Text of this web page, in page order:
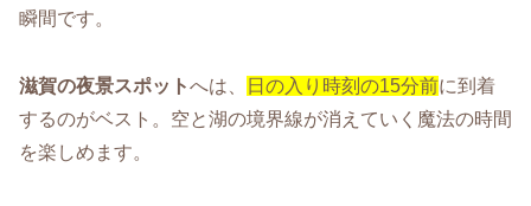
瞬間です。
滋賀の夜景スポットへは、 日の入り時刻の15分前に到着
するのがベスト。空と湖の境界線が消えていく魔法の時間
を楽しめます。